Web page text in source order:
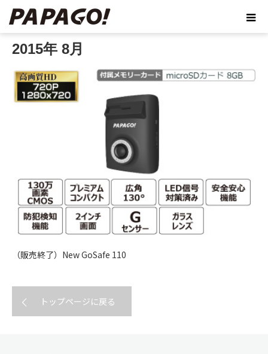
2015年 8月
2015年 8月
（販売終了）New GoSafe 110
トップページに戻る